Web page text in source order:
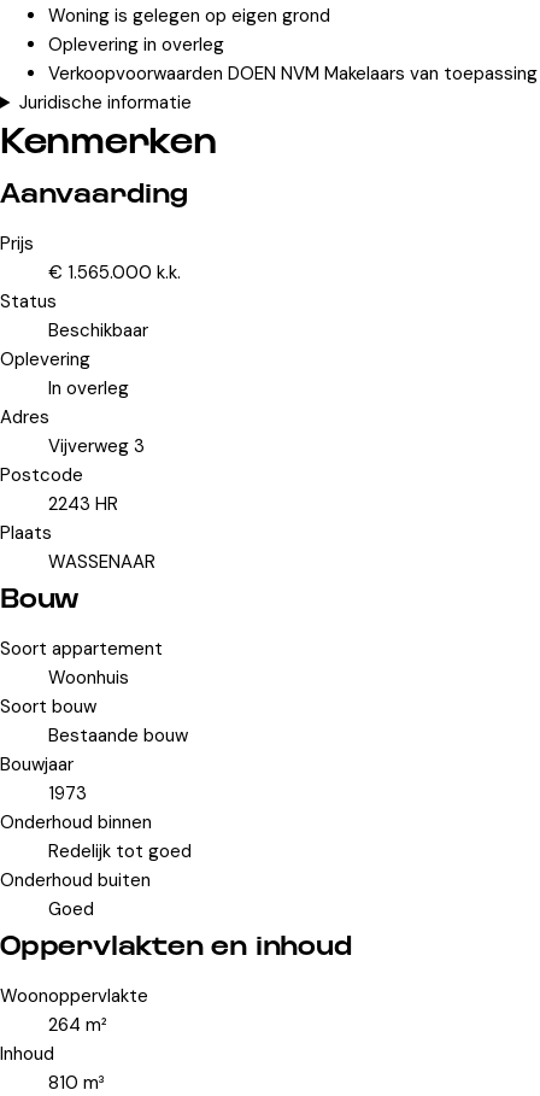
Woning is gelegen op eigen grond
Oplevering in overleg
Verkoopvoorwaarden DOEN NVM Makelaars van toepassing
Juridische informatie
Kenmerken
Aanvaarding
Prijs
€ 1.565.000 k.k.
Status
Beschikbaar
Oplevering
In overleg
Adres
Vijverweg 3
Postcode
2243 HR
Plaats
WASSENAAR
Bouw
Soort appartement
Woonhuis
Soort bouw
Bestaande bouw
Bouwjaar
1973
Onderhoud binnen
Redelijk tot goed
Onderhoud buiten
Goed
Oppervlakten en inhoud
Woonoppervlakte
264 m²
Inhoud
810 m³